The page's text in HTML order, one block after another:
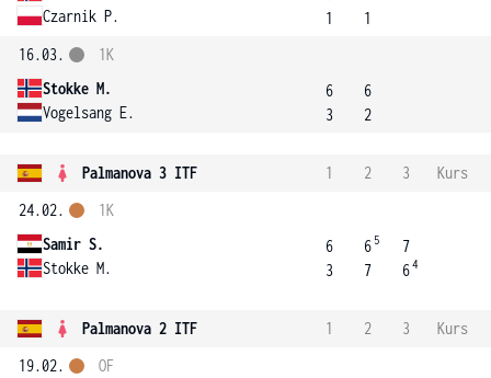
Czarnik P.
1
1
16.03.
Stokke M.
Vogelsang E.
1K
6
3
6
2
Palmanova 3 ITF 1 2 3
Kurs
24.02.
Samir S.
Stokke M.
1K
6
3
6 5
7
7
64
Palmanova 2 ITF 1 2 3
Kurs
19.02.
OF